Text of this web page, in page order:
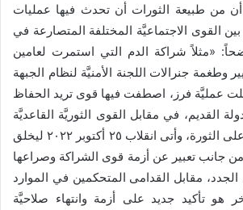
من طبيعة الثورات أن تحدث فيها عمليات
القوى الاجتماعيَّة المختلفة المتصارعة في
«مثلاً شراكة الدم التي استمرت لعامين
وطغمة جنرالات اللجنة الأمنيَّة لنظام الجبهة
عمليَّة فرز، اصطفت فيها قوى تريد الحفاظ
القديم، في مقابل القوى الثوريَّة القاعديَّة
الحيَّة، لقطع الطريق على الثورة، وأتى انقلاب ٢٥ أكتوبر ٢٠٢٢ ليخلق
جانب تعبير عن أزمة قوى الشراكة وصراعها
مقابل القدامى المتحكمين في الموارد
هو تأكيد جديد على أزمة وانتهاء صلاحيَّة